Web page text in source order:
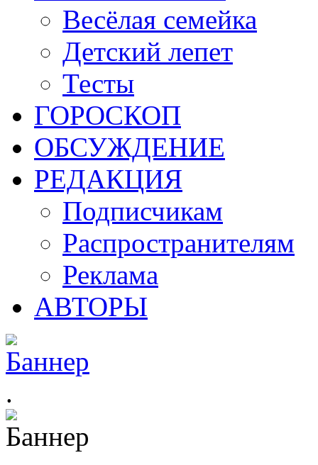
Весёлая семейка
Детский лепет
Тесты
ГОРОСКОП
ОБСУЖДЕНИЕ
РЕДАКЦИЯ
Подписчикам
Распространителям
Реклама
АВТОРЫ
.